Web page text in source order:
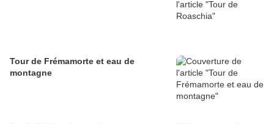
Tour de Frémamorte et eau de
montagne